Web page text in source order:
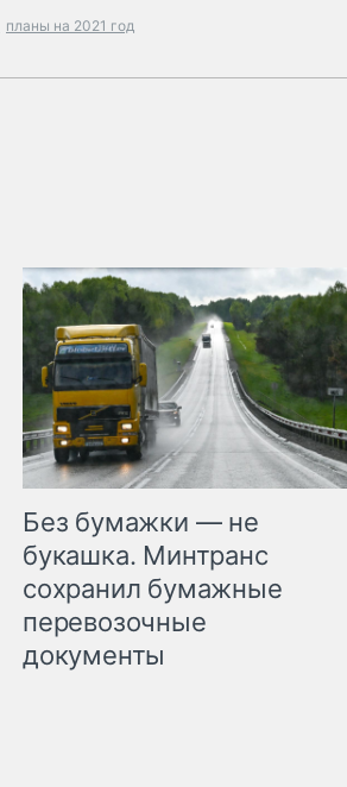
планы на 2021 год
Без бумажки — не
букашка. Минтранс
сохранил бумажные
перевозочные
документы